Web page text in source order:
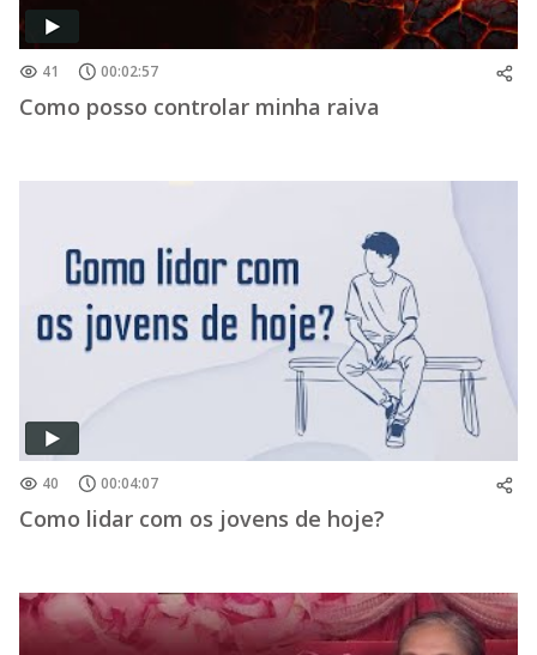
41 00:02:57
Como posso controlar minha raiva
40 00:04:07
Como lidar com os jovens de hoje?